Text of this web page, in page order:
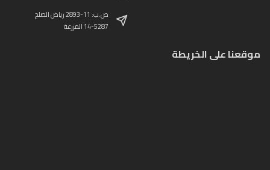
ص.ب: 11-2893 رياض الصلح
14-5287 المزرعة
موقعنا على الخريطة